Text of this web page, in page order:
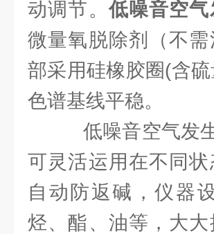
动调节。低噪音空
微量氧脱除剂（不
部采用硅橡胶圈(含
色谱基线平稳。
低噪音空气发
可灵活运用在不同
自动防返碱，仪器
烃、酯、油等，大